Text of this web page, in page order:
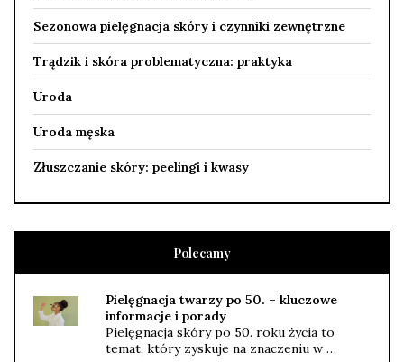
Sezonowa pielęgnacja skóry i czynniki zewnętrzne
Trądzik i skóra problematyczna: praktyka
Uroda
Uroda męska
Złuszczanie skóry: peelingi i kwasy
Polecamy
Pielęgnacja twarzy po 50. – kluczowe
informacje i porady
Pielęgnacja skóry po 50. roku życia to
temat, który zyskuje na znaczeniu w …